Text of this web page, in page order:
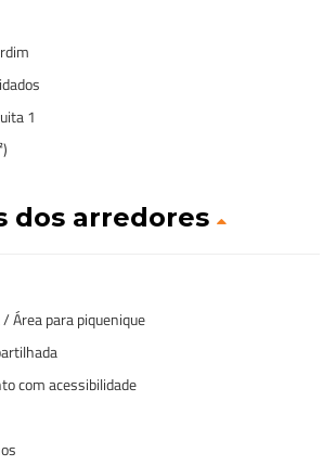
1
dos arredores
Área para piquenique
com acessibilidade